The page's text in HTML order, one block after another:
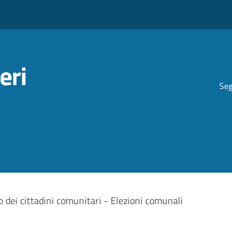
dei cittadini comunitari - Elezioni comunali